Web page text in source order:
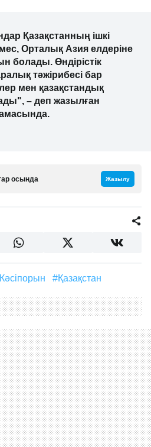
Қазақстанның ішкі
Орталық Азия елдеріне
болады. Өндірістік
тәжірибесі бар
мен қазақстандық
– деп жазылған
осында Жазылу
#кәсіпорын #Қазақстан